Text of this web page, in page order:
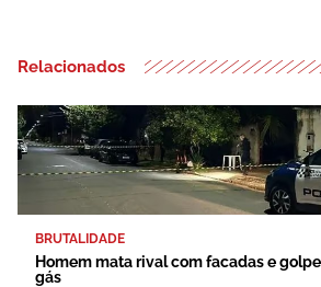
Relacionados
BRUTALIDADE
Homem mata rival com facadas e
gás